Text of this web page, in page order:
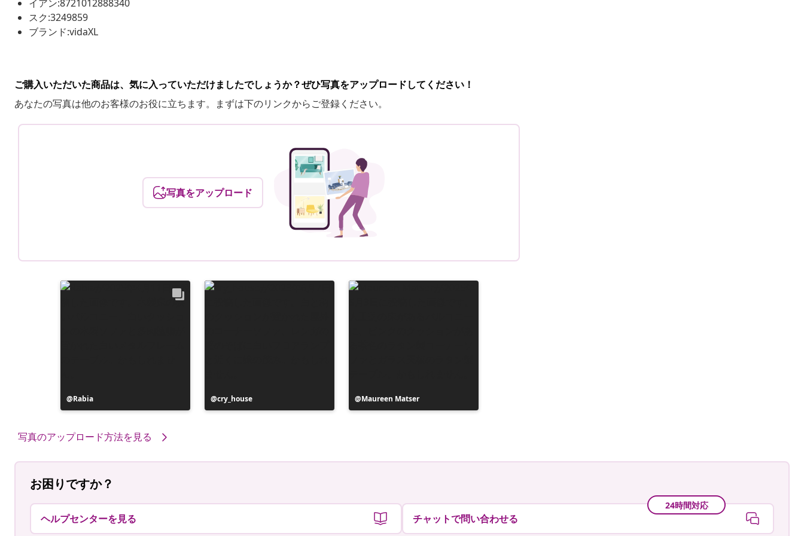
イアン:8721012888340
スク:3249859
ブランド:vidaXL
ご購入いただいた商品は、気に入っていただけましたでしょうか？ぜひ写真をアップロードしてください！
あなたの写真は他のお客様のお役に立ちます。まずは下のリンクからご登録ください。
写真をアップロード
投
稿
Rabia
投
稿
cry_house
投
稿
Maureen Matser
写真のアップロード方法を見る
お困りですか？
ヘルプセンターを見る
24時間対応
チャットで問い合わせる